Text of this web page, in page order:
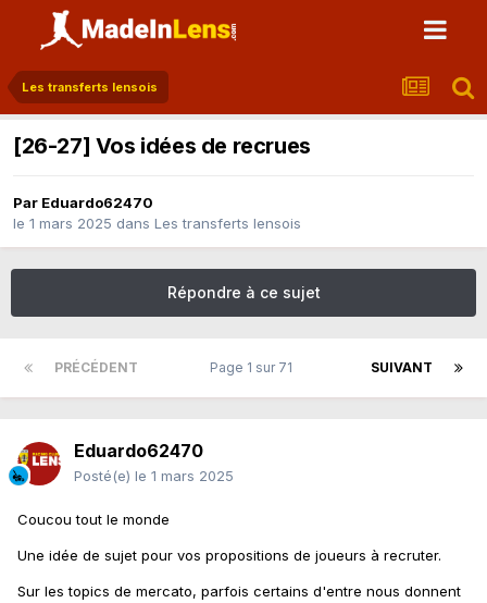
Les transferts lensois
[26-27] Vos idées de recrues
Par Eduardo62470
le 1 mars 2025 dans Les transferts lensois
Répondre à ce sujet
PRÉCÉDENT SUIVANT
Page 1 sur 71
Eduardo62470
Posté(e) le 1 mars 2025
Coucou tout le monde
Une idée de sujet pour vos propositions de joueurs à recruter.
Sur les topics de mercato, parfois certains d'entre nous donnent